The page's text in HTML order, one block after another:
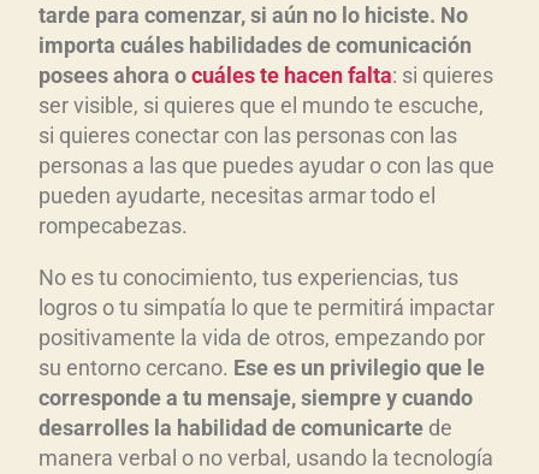
tarde para comenzar, si aún no lo hiciste. No
importa cuáles habilidades de comunicación
posees ahora ocuáles te hacen falta: si quieres
ser visible, si quieres que el mundo te escuche,
si quieres conectar con las personas con las
personas a las que puedes ayudar o con las que
pueden ayudarte, necesitas armar todo el
rompecabezas.
No es tu conocimiento, tus experiencias, tus
logros o tu simpatía lo que te permitirá impactar
positivamente la vida de otros, empezando por
su entorno cercano. Ese es un privilegio que le
corresponde a tu mensaje, siempre y cuando
desarrolles la habilidad de comunicarte de
manera verbal o no verbal, usando la tecnología